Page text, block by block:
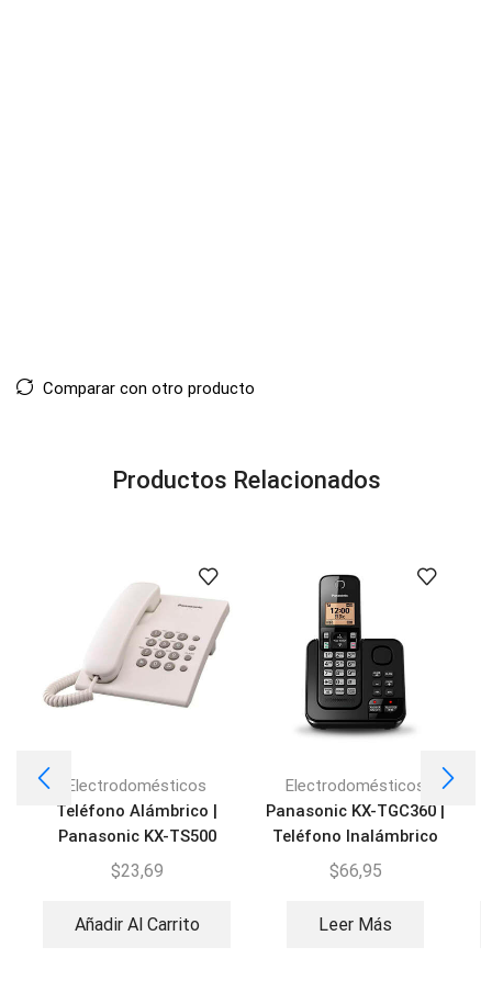
Comparar con otro producto
Productos Relacionados
Electrodomésticos
Teléfono Alámbrico |
Panasonic KX-TS500
$23,69
Añadir Al Carrito
Electrodomésticos
Panasonic KX-TGC360 |
Teléfono Inalámbrico
DECT
$66,95
Leer Más